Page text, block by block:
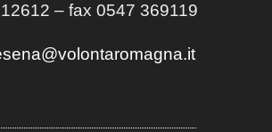
– fax 0547 369119